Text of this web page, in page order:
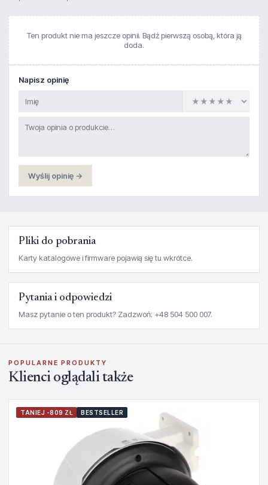
Ten produkt nie ma jeszcze opinii. Bądź pierwszą osobą, która ją
doda.
Napisz opinię
Wyślij opinię →
Pliki do pobrania
Karty katalogowe i firmware pojawią się tu wkrótce.
Pytania i odpowiedzi
Masz pytanie o ten produkt? Zadzwoń: +48 504 500 007.
POPULARNE PRODUKTY
Klienci oglądali także
TANIEJ -809 ZŁ BESTSELLER